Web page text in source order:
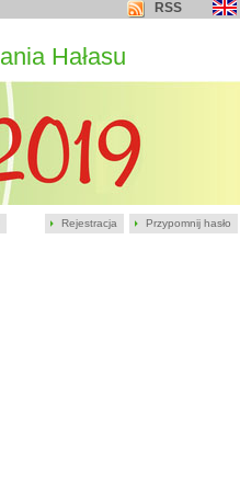
Rejestracja Przypomnij hasło
RSS
Hałasu